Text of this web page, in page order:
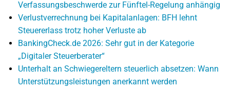
Verfassungsbeschwerde zur Fünftel-Regelung anhängig
Verlustverrechnung bei Kapitalanlagen: BFH lehnt
Steuererlass trotz hoher Verluste ab
BankingCheck.de 2026: Sehr gut in der Kategorie
„Digitaler Steuerberater“
Unterhalt an Schwiegereltern steuerlich absetzen: Wann
Unterstützungsleistungen anerkannt werden